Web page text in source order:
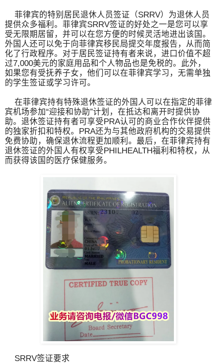
菲律宾的特别居民退休人员签证（SRRV）为退休人员
提供众多福利。菲律宾SRRV签证的好处之一是您可以享
受无限期居留，并可以在您方便的时候灵活地进出该国。
外国人还可以免于向菲律宾移民局提交年度报告，从而简
化了行政程序。对于居民签证持有者来说，进口价值不超
过7,000美元的家庭用品和个人物品也是免税的。此外，
如果您有受抚养子女，他们可以在菲律宾学习，无需单独
的学生签证或学习许可。
在菲律宾持有特殊退休签证的外国人可以在指定的菲律
宾机场参加“迎接和协助”计划，在抵达和离开时提供协
助。退休签证持有者可享受PRA认可的商业合作伙伴提供
的独家折扣和特权。PRA还为与其他政府机构的交易提供
免费协助，确保退休流程更加顺利。最后，在菲律宾持有
退休签证的外国人有权享受PHILHEALTH福利和特权，从
而获得该国的医疗保健服务。
SRRV签证要求